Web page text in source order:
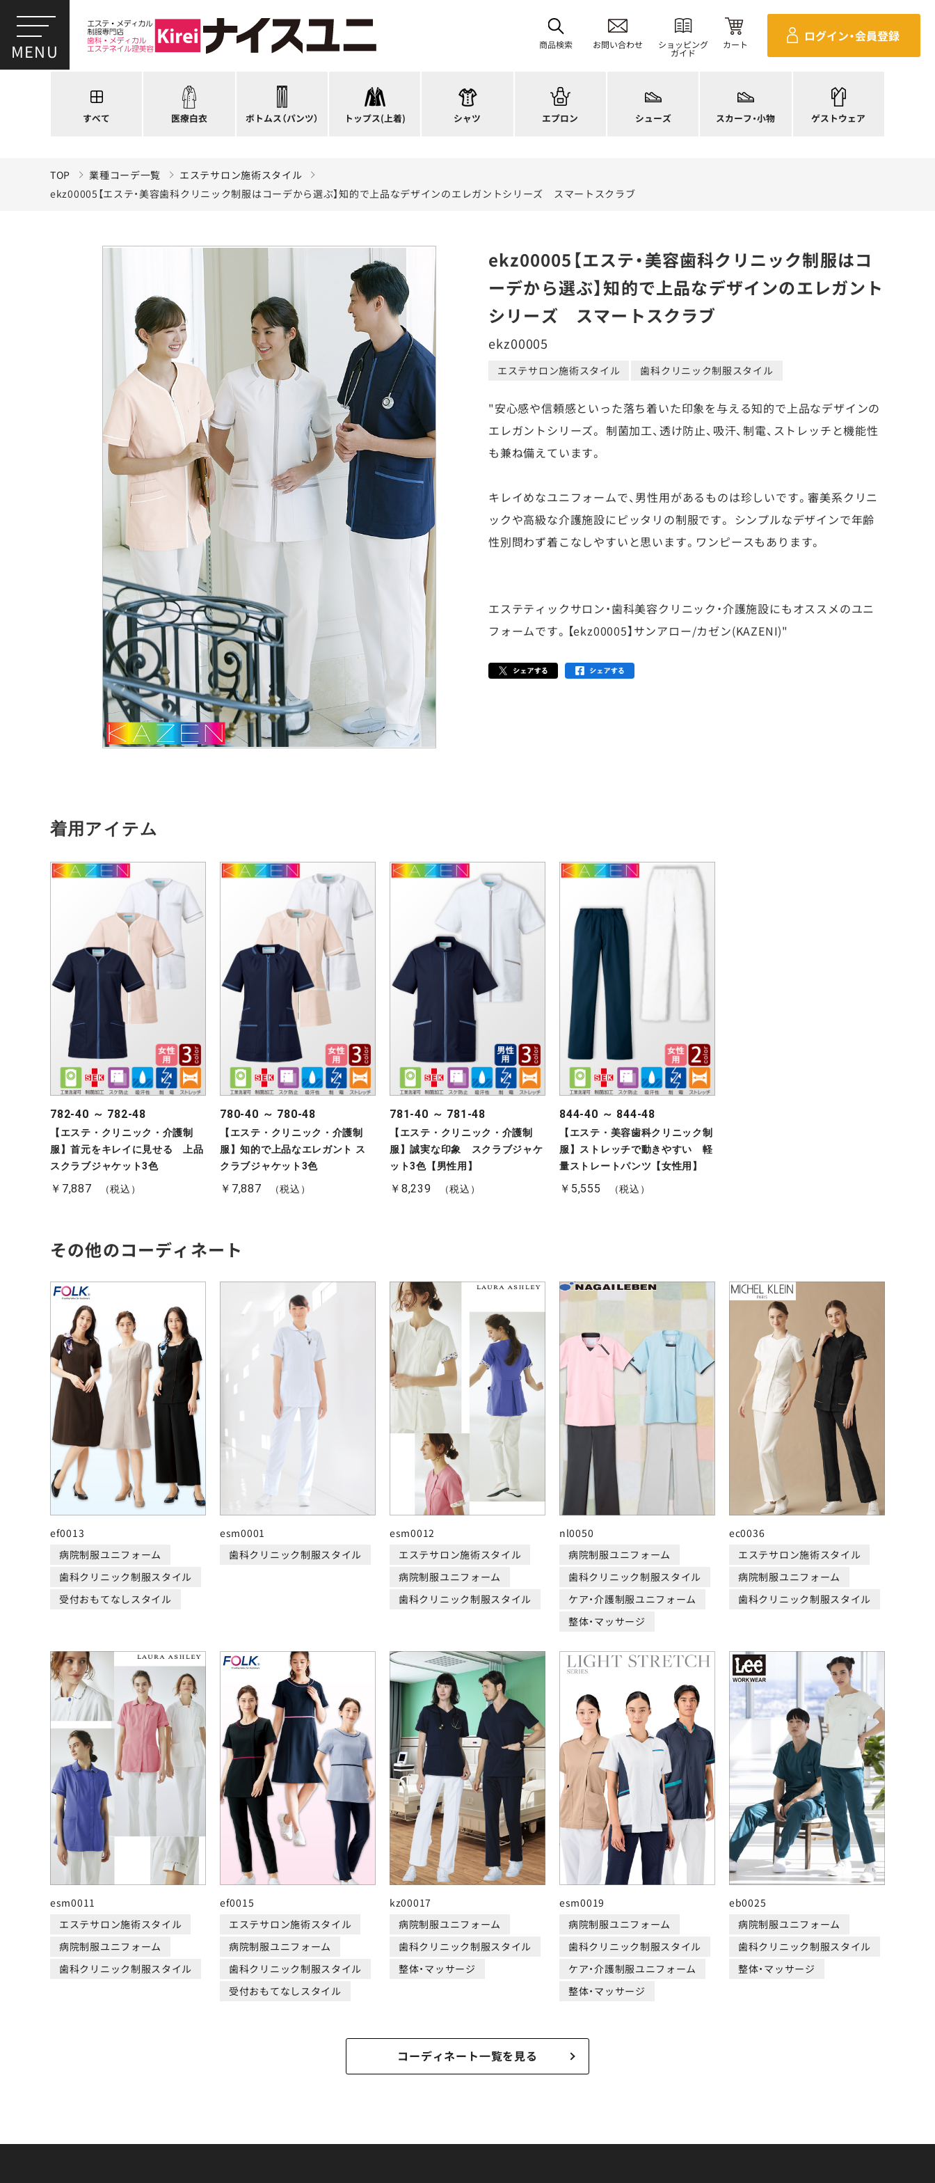
商品検索 お問い合わせ ショッピング
ガイド
カート
ログイン・会員登録
すべて 医療白衣
スクラブ
ドクターコート
医療用ジャケット
ケーシージャケット
ボトムス（パンツ）
パンツ
スカート
キュロット
トップス(上着)
スーツジャケット
カーディガン
シャツ
ポロシャツ
Tシャツ
エプロン
タスキ掛けエプロン
ラップエプロン
エプロンドレス
シューズ
ナースシューズ
パンプス
スカーフ・小物
スカーフ・リボン
バッグ
ゲストウェア
マタニティユニフォーム
衛生アイテム
TOP 業種コーデ一覧
エステサロン施術スタイル
ekz00005【エステ・美容歯科クリニック制服はコーデから選ぶ】知的で上品なデザインのエレガントシリーズ スマートスクラブ
ekz00005【エステ・美容歯科クリニック制服はコ
ーデから選ぶ】知的で上品なデザインのエレガント
シリーズ スマートスクラブ
ekz00005
エステサロン施術スタイル 歯科クリニック制服スタイル
"安心感や信頼感といった落ち着いた印象を与える知的で上品なデザインの
エレガントシリーズ。 制菌加工、透け防止、吸汗、制電、ストレッチと機能性
も兼ね備えています。
キレイめなユニフォームで、男性用があるものは珍しいです。審美系クリニ
ックや高級な介護施設にピッタリの制服です。 シンプルなデザインで年齢
性別問わず着こなしやすいと思います。ワンピースもあります。
エステティックサロン・歯科美容クリニック・介護施設にもオススメのユニ
フォームです。【ekz00005】サンアロー/カゼン(KAZENI)"
その他のコーディネート
ef0013
病院制服ユニフォーム
歯科クリニック制服スタイル
受付おもてなしスタイル
esm0001
歯科クリニック制服スタイル
esm0012
エステサロン施術スタイル
病院制服ユニフォーム
歯科クリニック制服スタイル
nl0050
病院制服ユニフォーム
歯科クリニック制服スタイル
ケア・介護制服ユニフォーム
整体・マッサージ
ec0036
エステサロン施術スタイル
病院制服ユニフォーム
歯科クリニック制服スタイル
esm0011
エステサロン施術スタイル
病院制服ユニフォーム
歯科クリニック制服スタイル
ef0015
エステサロン施術スタイル
病院制服ユニフォーム
歯科クリニック制服スタイル
受付おもてなしスタイル
kz00017
病院制服ユニフォーム
歯科クリニック制服スタイル
整体・マッサージ
esm0019
病院制服ユニフォーム
歯科クリニック制服スタイル
ケア・介護制服ユニフォーム
整体・マッサージ
eb0025
病院制服ユニフォーム
歯科クリニック制服スタイル
整体・マッサージ
コーディネート一覧を見る